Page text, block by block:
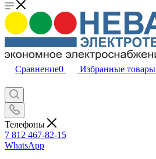
Сравнение0 Избранные товары
Телефоны
7 812 467-82-15
WhatsApp